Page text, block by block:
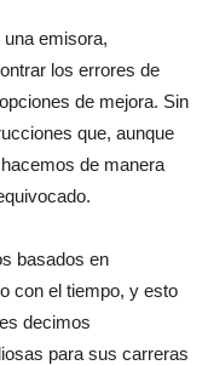
emisora,
los errores de
de mejora. Sin
que, aunque
de manera
basados en
con el tiempo, y esto
decimos
para sus carreras